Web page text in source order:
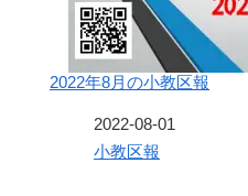
2022年8月の小教区報
2022-08-01
関連理由小教区報